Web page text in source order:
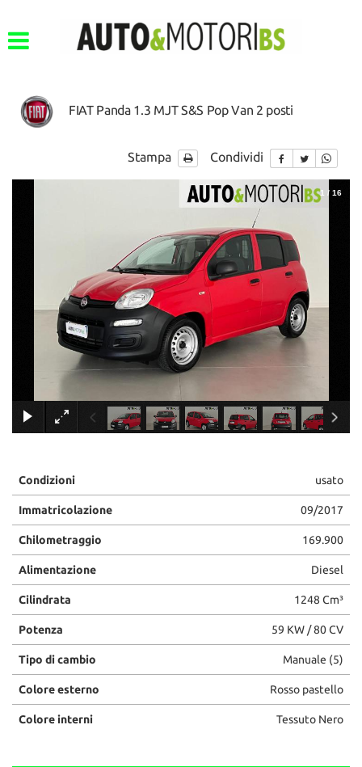
FIAT Panda 1.3 MJT S&S Pop Van 2 posti
Stampa Condividi
×
1 / 16
Condizioni usato
Immatricolazione 09/2017
Chilometraggio 169.900
Alimentazione Diesel
Cilindrata 1248 Cm³
Potenza 59 KW / 80 CV
Tipo di cambio Manuale (5)
Colore esterno Rosso pastello
Colore interni Tessuto Nero